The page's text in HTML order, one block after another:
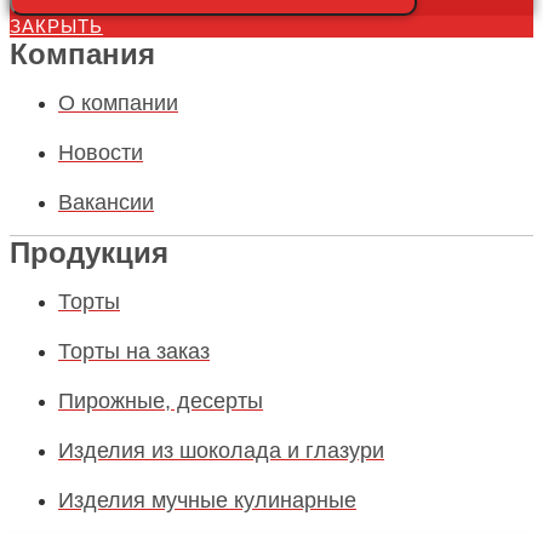
ЗАКРЫТЬ
Компания
О компании
Новости
Вакансии
Продукция
Торты
Торты на заказ
Пирожные, десерты
Изделия из шоколада и глазури
Изделия мучные кулинарные